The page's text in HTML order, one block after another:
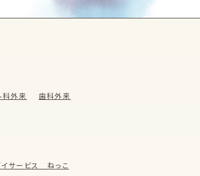
科外来
歯科外来
サービス ねっこ